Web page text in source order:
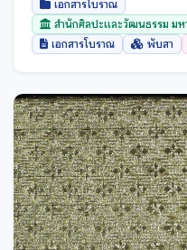
ตาก
นครนายก
นครพนม
นครราชสีมา
นครศรีธรรมราช
นครสวรรค์
นนทบุรี
เอกสารโบราณ
สำนักศิลปะและวัฒนธรรม มห
เอกสารโบราณ
พับสา